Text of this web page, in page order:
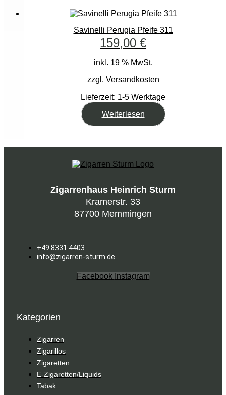
Savinelli Perugia Pfeife 311
159,00 €
inkl. 19 % MwSt.
zzgl. Versandkosten
Lieferzeit: 1-5 Werktage
Weiterlesen
Zigarrenhaus Heinrich Sturm
Kramerstr. 33
87700 Memmingen
+49 8331 4403
info@zigarren-sturm.de
Facebook Instagram
Kategorien
Zigarren
Zigarillos
Zigaretten
E-Zigaretten/Liquids
Tabak